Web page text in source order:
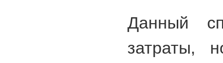
Данный
затраты,